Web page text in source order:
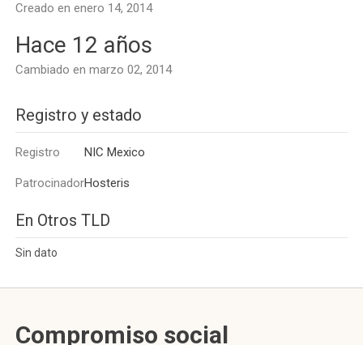
Creado en enero 14, 2014
Hace 12 años
Cambiado en marzo 02, 2014
Registro y estado
Registro NIC Mexico
PatrocinadorHosteris
En Otros TLD
Sin dato
Compromiso social